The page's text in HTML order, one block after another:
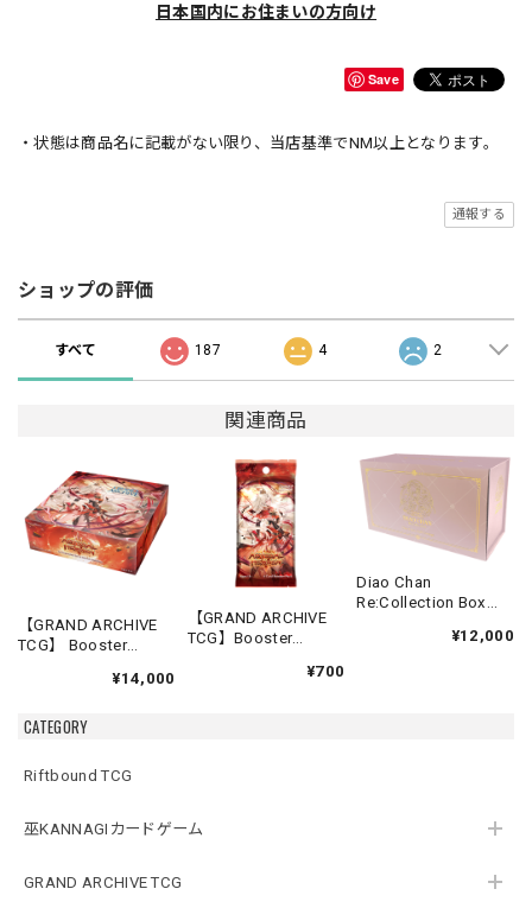
CATEGORY
Riftbound TCG
巫KANNAGIカードゲーム
GRAND ARCHIVE TCG
日本国内にお住まいの方向け
Save
・状態は商品名に記載がない限り、当店基準でNM以上となります。
通報する
ショップの評価
すべて 187 4 2
関連商品
【GRAND ARCHIVE
TCG】 Booster
【Abyssal Heaven】
¥14,000
【GRAND ARCHIVE
TCG】Booster
Heaven】《英語版》
¥700
Diao Chan
Re:Collection Box
¥12,000